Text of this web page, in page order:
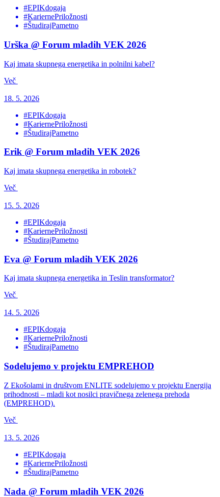
#EPIKdogaja
#KariernePriložnosti
#ŠtudirajPametno
Urška @ Forum mladih VEK 2026
Kaj imata skupnega energetika in polnilni kabel?
Več
18. 5. 2026
#EPIKdogaja
#KariernePriložnosti
#ŠtudirajPametno
Erik @ Forum mladih VEK 2026
Kaj imata skupnega energetika in robotek?
Več
15. 5. 2026
#EPIKdogaja
#KariernePriložnosti
#ŠtudirajPametno
Eva @ Forum mladih VEK 2026
Kaj imata skupnega energetika in Teslin transformator?
Več
14. 5. 2026
#EPIKdogaja
#KariernePriložnosti
#ŠtudirajPametno
Sodelujemo v projektu EMPREHOD
Z Ekošolami in društvom ENLITE sodelujemo v projektu Energija
prihodnosti – mladi kot nosilci pravičnega zelenega prehoda
(EMPREHOD).
Več
13. 5. 2026
#EPIKdogaja
#KariernePriložnosti
#ŠtudirajPametno
Nada @ Forum mladih VEK 2026